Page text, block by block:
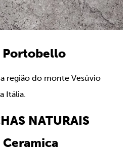
Portobello
região do monte Vesúvio
Itália.
NATURAIS
Ceramica